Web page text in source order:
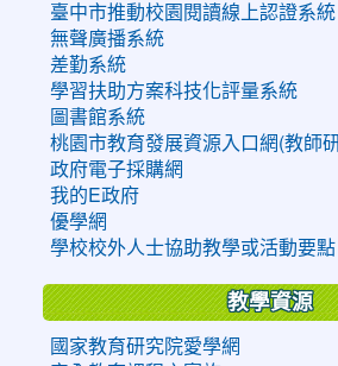
臺中市推動校園閱讀線上認證系統
無聲廣播系統
差勤系統
學習扶助方案科技化評量系統
圖書館系統
桃園市教育發展資源入口網(教師
政府電子採購網
我的E政府
優學網
學校校外人士協助教學或活動要點
教學資源
國家教育研究院愛學網